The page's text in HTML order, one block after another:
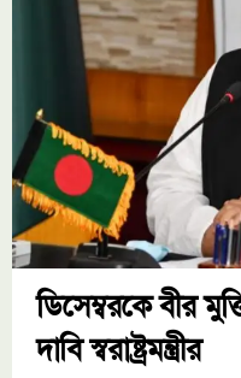
ডিসেম্বরকে বীর
দাবি স্বরাষ্ট্রমন্ত্রীর